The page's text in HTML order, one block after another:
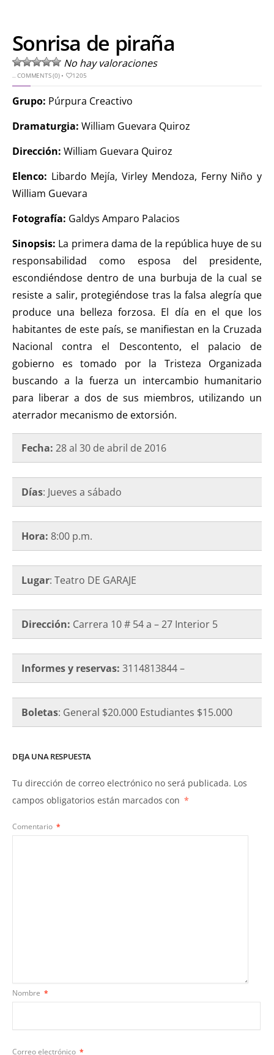
Sonrisa de piraña
No hay valoraciones
..COMMENTS (0)• 1205
Grupo: Púrpura Creactivo
Dramaturgia: William Guevara Quiroz
Dirección: William Guevara Quiroz
Elenco: Libardo Mejía, Virley Mendoza, Ferny Niño y
William Guevara
Fotografía: Galdys Amparo Palacios
Sinopsis: La primera dama de la república huye de su
responsabilidad como esposa del presidente,
escondiéndose dentro de una burbuja de la cual se
resiste a salir, protegiéndose tras la falsa alegría que
produce una belleza forzosa. El día en el que los
habitantes de este país, se manifiestan en la Cruzada
Nacional contra el Descontento, el palacio de
gobierno es tomado por la Tristeza Organizada
buscando a la fuerza un intercambio humanitario
para liberar a dos de sus miembros, utilizando un
aterrador mecanismo de extorsión.
Fecha: 28 al 30 de abril de 2016
Días: Jueves a sábado
Hora: 8:00 p.m.
Lugar: Teatro DE GARAJE
Dirección: Carrera 10 # 54 a – 27 Interior 5
Informes y reservas: 3114813844 –
Boletas: General $20.000 Estudiantes $15.000
DEJA UNA RESPUESTA
Tu dirección de correo electrónico no será publicada. Los
campos obligatorios están marcados con *
Comentario *
Nombre *
Correo electrónico *